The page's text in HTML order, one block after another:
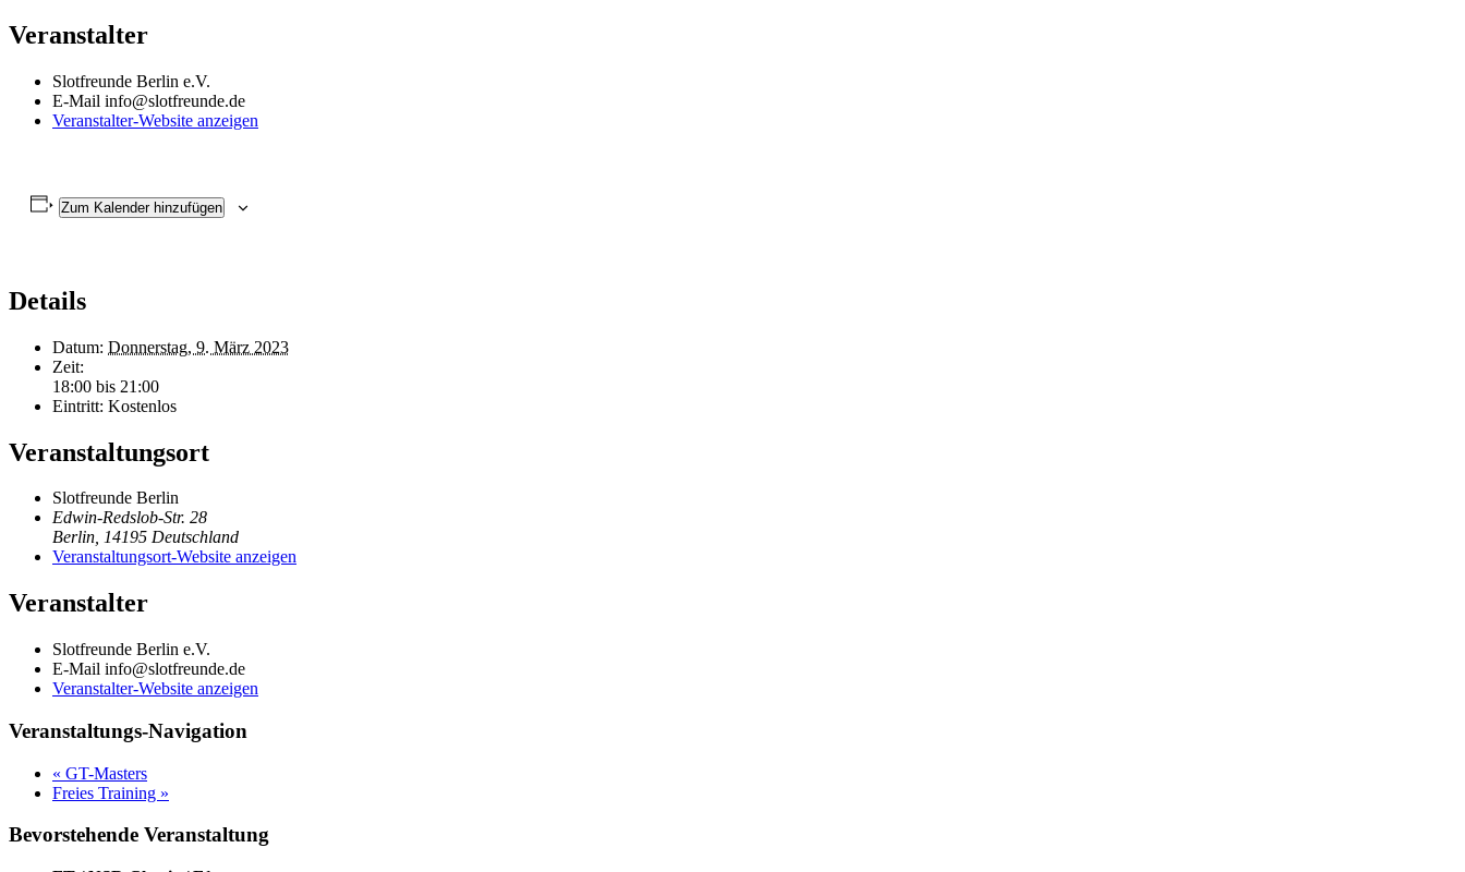
Veranstalter
Slotfreunde Berlin e.V.
E-Mail info@slotfreunde.de
Veranstalter-Website anzeigen
Zum Kalender hinzufügen
Details
Datum: Donnerstag, 9. März 2023
Zeit:
18:00 bis 21:00
Eintritt: Kostenlos
Veranstaltungsort
Slotfreunde Berlin
Edwin-Redslob-Str. 28
Berlin, 14195 Deutschland
Veranstaltungsort-Website anzeigen
Veranstalter
Slotfreunde Berlin e.V.
E-Mail info@slotfreunde.de
Veranstalter-Website anzeigen
Veranstaltungs-Navigation
« GT-Masters
Freies Training »
Bevorstehende Veranstaltung